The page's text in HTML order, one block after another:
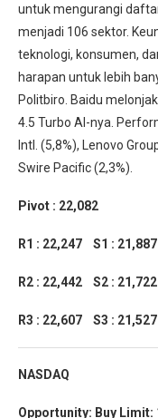
untuk mengurangi
menjadi 106 sektor.
teknologi, konsumen,
harapan untuk lebih
Politbiro. Baidu
4.5 Turbo AI-nya.
Intl. (5,8%), Lenovo
Swire Pacific (2,3%).
Pivot : 22,082
R1 : 22,247 S1 : 21,887
R2 : 22,442 S2 : 21,722
R3 : 22,607 S3 : 21,527
NASDAQ
Opportunity: Buy Limit: